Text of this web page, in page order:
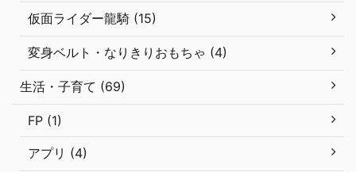
仮面ライダー龍騎 (15)
変身ベルト・なりきりおもちゃ (4)
生活・子育て (69)
FP (1)
アプリ (4)